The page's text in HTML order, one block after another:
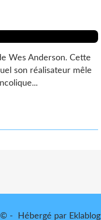
Wes Anderson. Cette
son réalisateur mêle
© - Hébergé par Eklablog